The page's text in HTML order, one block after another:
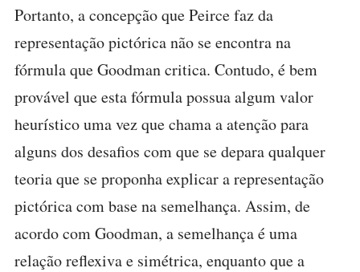
Portanto, a concepção que Peirce faz da
representação pictórica não se encontra na
fórmula que Goodman critica. Contudo, é bem
provável que esta fórmula possua algum valor
heurístico uma vez que chama a atenção para
alguns dos desafios com que se depara qualquer
teoria que se proponha explicar a representação
pictórica com base na semelhança. Assim, de
acordo com Goodman, a semelhança é uma
relação reflexiva e simétrica, enquanto que a